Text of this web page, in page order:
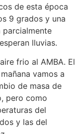
de esta época
9 grados y una
parcialmente
lluvias.
frio al AMBA. El
vamos a
de masa de
pero como
del
y las del